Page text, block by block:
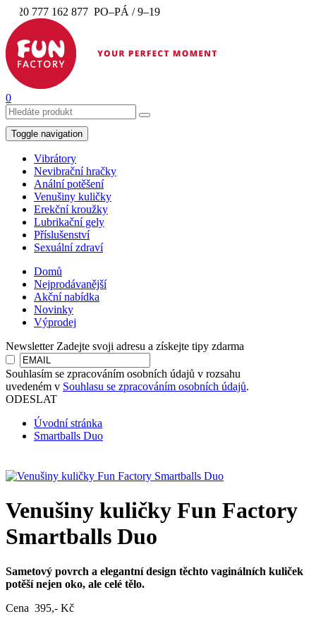
+420 777 162 877 PO–PÁ / 9–19
0
Toggle navigation
Vibrátory
Nevibrační hračky
Anální potěšení
Venušiny kuličky
Erekční kroužky
Lubrikační gely
Příslušenství
Sexuální zdraví
Domů
Nejprodávanější
Akční nabídka
Novinky
Výprodej
Newsletter Zadejte svoji adresu a získejte tipy zdarma
Souhlasím se zpracováním osobních údajů v rozsahu
uvedeném v Souhlasu se zpracováním osobních údajů.
ODESLAT
Úvodní stránka
Smartballs Duo
Venušiny kuličky Fun Factory
Smartballs Duo
Sametový povrch a elegantní design těchto vaginálních kuliček
potěší nejen oko, ale celé tělo.
Cena 395,- Kč